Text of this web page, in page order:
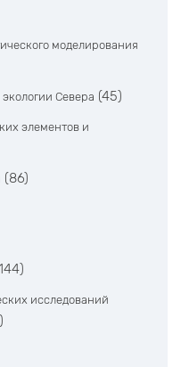
моделирования
Севера (45)
элементов и
(86)
исследований